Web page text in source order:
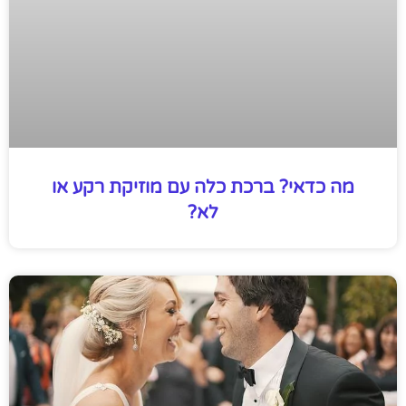
מה כדאי? ברכת כלה עם מוזיקת רקע או
לא?